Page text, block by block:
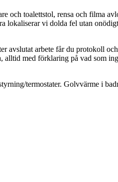
och toalettstol, rensa och filma
lokaliserar vi dolda fel utan
avslutat arbete får du protokoll
med förklaring på vad som
termostater. Golvvärme i